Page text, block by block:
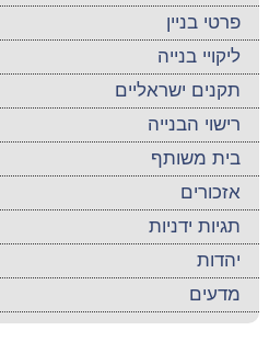
פרטי בניין
ליקויי בנייה
תקנים ישראליים
רישוי הבנייה
בית משותף
אזכורים
תגיות ידניות
יהדות
מדעים